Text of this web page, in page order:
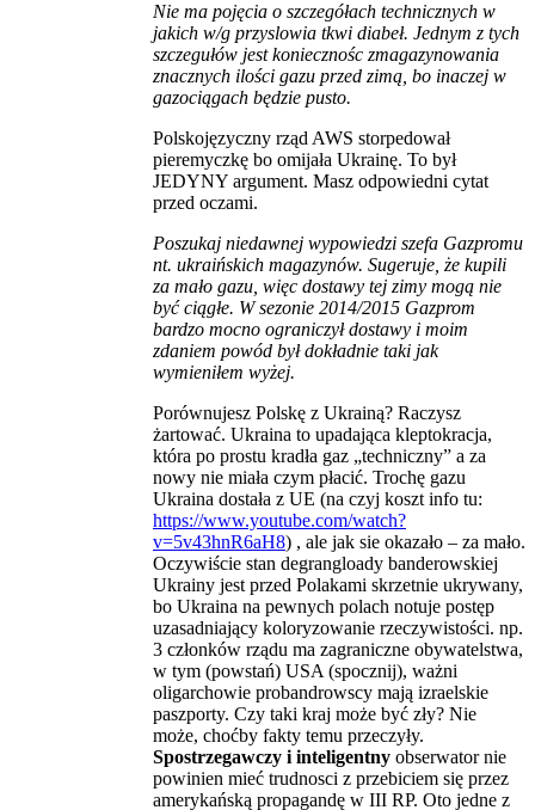
Nie ma pojęcia o szczegółach technicznych w
jakich w/g przyslowia tkwi diabeł. Jednym z tych
szczegułów jest koniecznośc zmagazynowania
znacznych ilości gazu przed zimą, bo inaczej w
gazociągach będzie pusto.
Polskojęzyczny rząd AWS storpedował
pieremyczkę bo omijała Ukrainę. To był
JEDYNY argument. Masz odpowiedni cytat
przed oczami.
Poszukaj niedawnej wypowiedzi szefa Gazpromu
nt. ukraińskich magazynów. Sugeruje, że kupili
za mało gazu, więc dostawy tej zimy mogą nie
być ciągłe. W sezonie 2014/2015 Gazprom
bardzo mocno ograniczył dostawy i moim
zdaniem powód był dokładnie taki jak
wymieniłem wyżej.
Porównujesz Polskę z Ukrainą? Raczysz
żartować. Ukraina to upadająca kleptokracja,
która po prostu kradła gaz „techniczny” a za
nowy nie miała czym płacić. Trochę gazu
Ukraina dostała z UE (na czyj koszt info tu:
https://www.youtube.com/watch?
v=5v43hnR6aH8) , ale jak sie okazało – za mało.
Oczywiście stan degrangloady banderowskiej
Ukrainy jest przed Polakami skrzetnie ukrywany,
bo Ukraina na pewnych polach notuje postęp
uzasadniający koloryzowanie rzeczywistości. np.
3 członków rządu ma zagraniczne obywatelstwa,
w tym (powstań) USA (spocznij), ważni
oligarchowie probandrowscy mają izraelskie
paszporty. Czy taki kraj może być zły? Nie
może, choćby fakty temu przeczyły.
Spostrzegawczy i inteligentny obserwator nie
powinien mieć trudnosci z przebiciem się przez
amerykańską propagandę w III RP. Oto jedne z